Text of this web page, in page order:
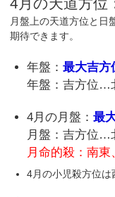
月盤上の天道方位と日
期待できます。
年盤：最大吉
年盤：吉方位…
4月の月盤：最
月盤：吉方位…
月命的殺：南
4月の小児殺方位は